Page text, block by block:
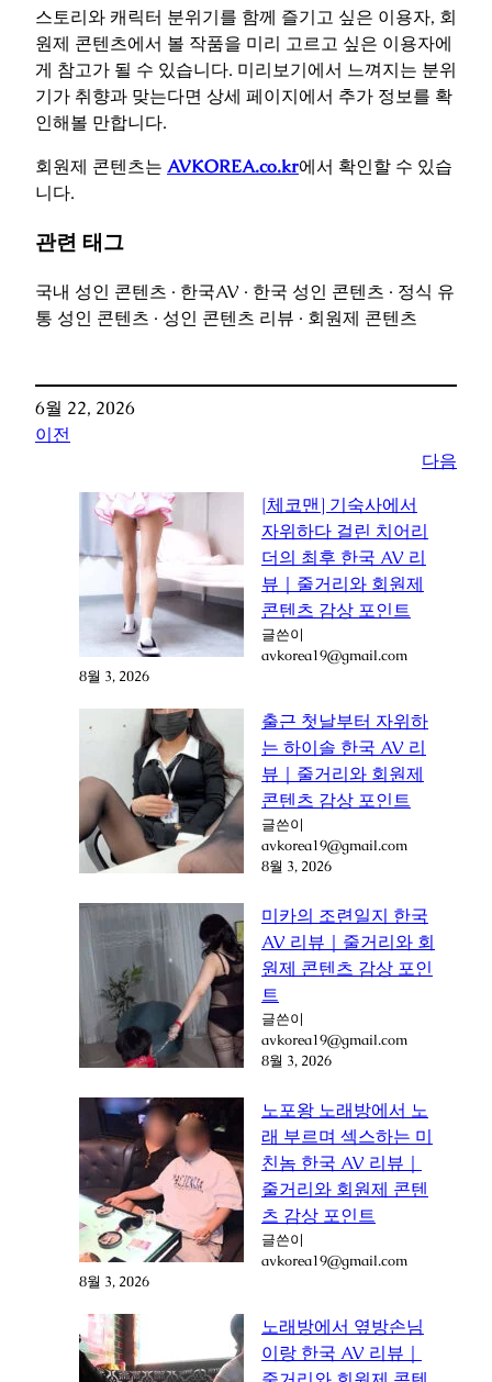
스토리와 캐릭터 분위기를 함께 즐기고 싶은 이용자, 회
원제 콘텐츠에서 볼 작품을 미리 고르고 싶은 이용자에
게 참고가 될 수 있습니다. 미리보기에서 느껴지는 분위
기가 취향과 맞는다면 상세 페이지에서 추가 정보를 확
인해볼 만합니다.
회원제 콘텐츠는 AVKOREA.co.kr에서 확인할 수 있습
니다.
관련 태그
국내 성인 콘텐츠 · 한국AV · 한국 성인 콘텐츠 · 정식 유
통 성인 콘텐츠 · 성인 콘텐츠 리뷰 · 회원제 콘텐츠
6월 22, 2026
이전
다음
[체코맨] 기숙사에서
자위하다 걸린 치어리
더의 최후 한국 AV 리
뷰｜줄거리와 회원제
콘텐츠 감상 포인트
글쓴이
avkorea19@gmail.com
8월 3, 2026
출근 첫날부터 자위하
는 하이솔 한국 AV 리
뷰｜줄거리와 회원제
콘텐츠 감상 포인트
글쓴이
avkorea19@gmail.com
8월 3, 2026
미카의 조련일지 한국
AV 리뷰｜줄거리와 회
원제 콘텐츠 감상 포인
트
글쓴이
avkorea19@gmail.com
8월 3, 2026
노포왕 노래방에서 노
래 부르며 섹스하는 미
친놈 한국 AV 리뷰｜
줄거리와 회원제 콘텐
츠 감상 포인트
글쓴이
avkorea19@gmail.com
8월 3, 2026
노래방에서 옆방손님
이랑 한국 AV 리뷰｜